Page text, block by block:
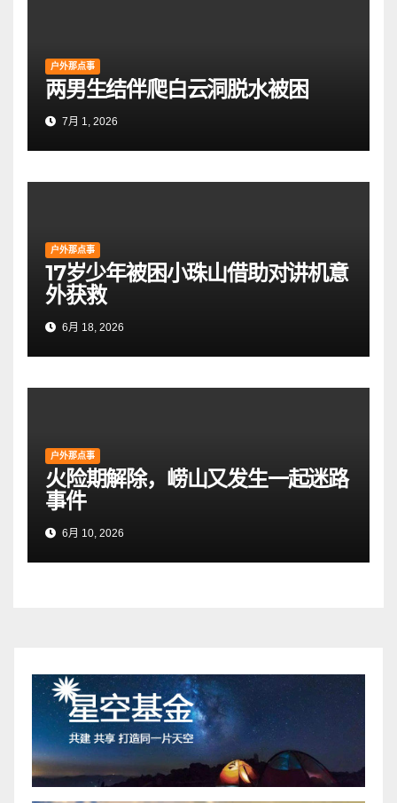
户外那点事
两男生结伴爬白云洞脱水被困
7月 1, 2026
户外那点事
17岁少年被困小珠山借助对讲机意
外获救
6月 18, 2026
户外那点事
火险期解除，崂山又发生一起迷路
事件
6月 10, 2026